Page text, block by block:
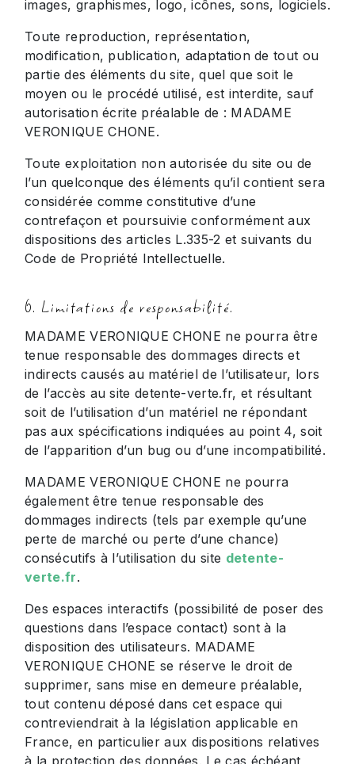
images, graphismes, logo, icônes, sons, logiciels.
Toute reproduction, représentation,
modification, publication, adaptation de tout ou
partie des éléments du site, quel que soit le
moyen ou le procédé utilisé, est interdite, sauf
autorisation écrite préalable de : MADAME
VERONIQUE CHONE.
Toute exploitation non autorisée du site ou de
l’un quelconque des éléments qu’il contient sera
considérée comme constitutive d’une
contrefaçon et poursuivie conformément aux
dispositions des articles L.335-2 et suivants du
Code de Propriété Intellectuelle.
6. Limitations de responsabilité.
MADAME VERONIQUE CHONE ne pourra être
tenue responsable des dommages directs et
indirects causés au matériel de l’utilisateur, lors
de l’accès au site detente-verte.fr, et résultant
soit de l’utilisation d’un matériel ne répondant
pas aux spécifications indiquées au point 4, soit
de l’apparition d’un bug ou d’une incompatibilité.
MADAME VERONIQUE CHONE ne pourra
également être tenue responsable des
dommages indirects (tels par exemple qu’une
perte de marché ou perte d’une chance)
consécutifs à l’utilisation du site detente-
verte.fr.
Des espaces interactifs (possibilité de poser des
questions dans l’espace contact) sont à la
disposition des utilisateurs. MADAME
VERONIQUE CHONE se réserve le droit de
supprimer, sans mise en demeure préalable,
tout contenu déposé dans cet espace qui
contreviendrait à la législation applicable en
France, en particulier aux dispositions relatives
à la protection des données. Le cas échéant,